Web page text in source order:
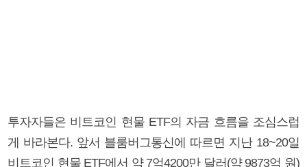
투자자들은 비트코인 현물 ETF의 자금 흐름을 조심스럽
게 바라본다. 앞서 블룸버그통신에 따르면 지난 18~20일
비트코인 현물 ETF에서 약 7억4200만 달러(약 9873억 원)